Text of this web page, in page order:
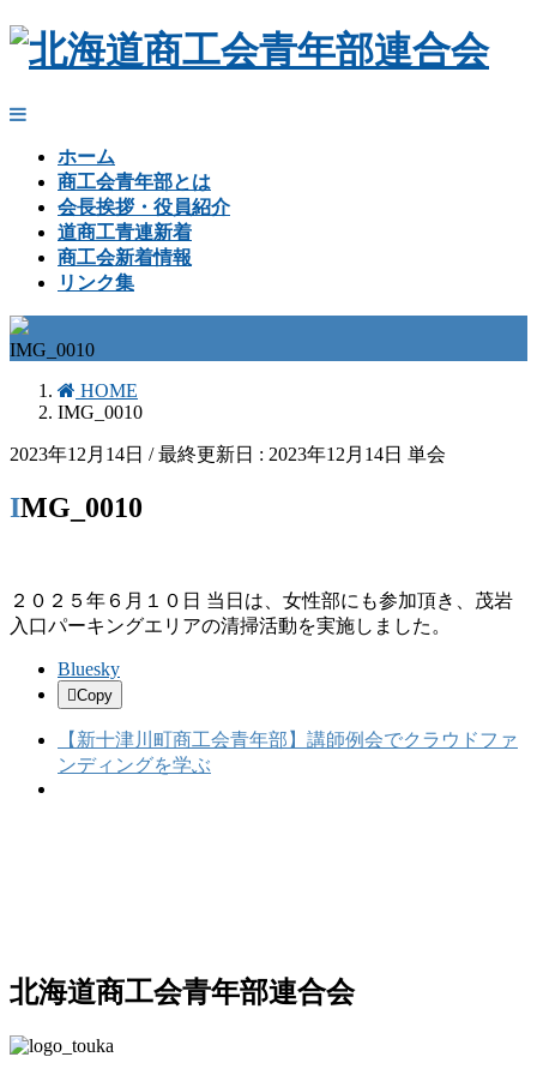
ホーム
商工会青年部とは
会長挨拶・役員紹介
道商工青連新着
商工会新着情報
リンク集
IMG_0010
HOME
IMG_0010
2023年12月14日 / 最終更新日 : 2023年12月14日 単会
IMG_0010
２０２５年６月１０日 当日は、女性部にも参加頂き、茂岩
入口パーキングエリアの清掃活動を実施しました。
Bluesky
Copy
【新十津川町商工会青年部】講師例会でクラウドファ
ンディングを学ぶ
北海道商工会青年部連合会